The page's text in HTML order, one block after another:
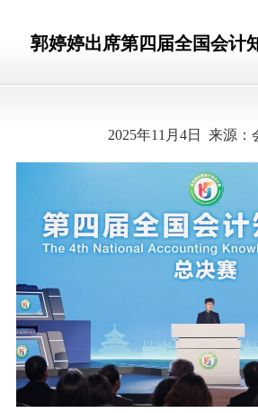
郭婷婷出席第四届全国会计
2025年11月4日 来源：